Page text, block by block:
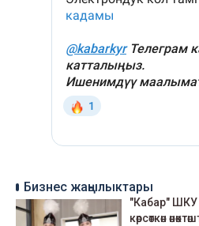
Бизнес жаңылыктары
"Кабар" ШКУ
көрсөткөн